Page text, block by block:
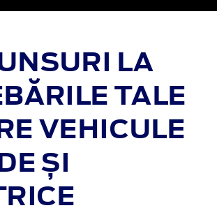
LA
TALE
VEHICULE
ȘI